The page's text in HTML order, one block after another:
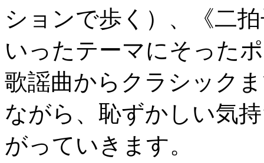
ションで歩く）、《二
いったテーマにそった
歌謡曲からクラシック
ながら、恥ずかしい気
がっていきます。